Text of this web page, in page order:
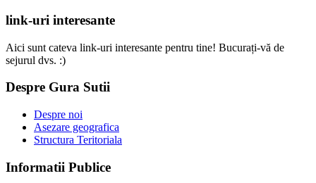
link-uri interesante
Aici sunt cateva link-uri interesante pentru tine! Bucurați-vă de
sejurul dvs. :)
Despre Gura Sutii
Despre noi
Asezare geografica
Structura Teritoriala
Informatii Publice